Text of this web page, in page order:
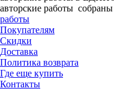
авторские работы собраны
работы
Покупателям
Скидки
Доставка
Политика возврата
Где еще купить
Контакты